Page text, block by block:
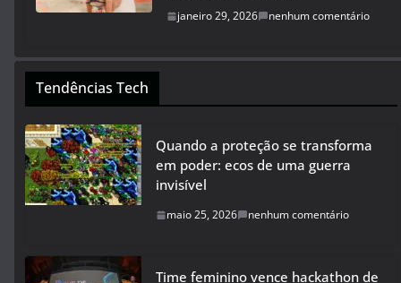
janeiro 29, 2026 nenhum comentário
Tendências Tech
Quando a proteção se transforma
em poder: ecos de uma guerra
invisível
maio 25, 2026 nenhum comentário
Time feminino vence hackathon de